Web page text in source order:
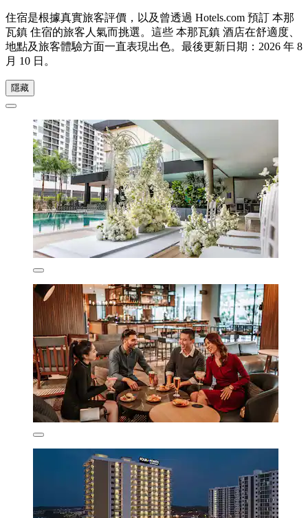
住宿是根據真實旅客評價，以及曾透過 Hotels.com 預訂 本那
瓦鎮 住宿的旅客人氣而挑選。這些 本那瓦鎮 酒店在舒適度、
地點及旅客體驗方面一直表現出色。最後更新日期： 2026 年 8
月 10 日 。
隱藏